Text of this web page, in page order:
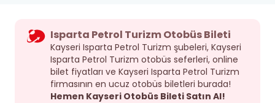
Isparta Petrol Turizm Otobüs Bileti
Kayseri Isparta Petrol Turizm şubeleri, Kayseri
Isparta Petrol Turizm otobüs seferleri, online
bilet fiyatları ve Kayseri Isparta Petrol Turizm
firmasının en ucuz otobüs biletleri burada!
Hemen Kayseri Otobüs Bileti Satın Al!